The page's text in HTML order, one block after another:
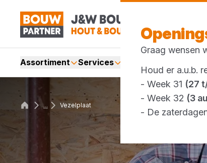
Assortiment Services
... Vezelplaat
Graag wensen
Houd er a.u.b.
- Week 31 (27
- Week 32 (3
- De